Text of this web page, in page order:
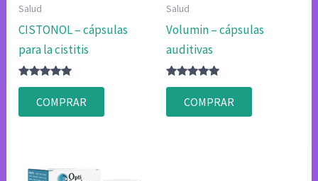
Salud
CISTONOL – cápsulas
para la cistitis
Valorado
4.83
de 5
COMPRAR
Salud
Volumin – cápsulas
auditivas
Valorado
4.83
de 5
COMPRAR